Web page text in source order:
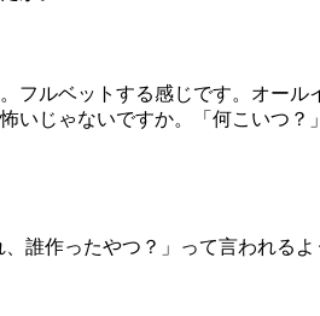
フルベットする感じです。オール
いじゃないですか。「何こいつ？
誰作ったやつ？」って言われる